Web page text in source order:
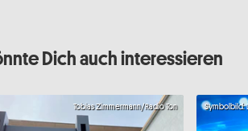
Dich auch interessieren
Tobias Zimmermann/Radio Ton
Symbolbild: